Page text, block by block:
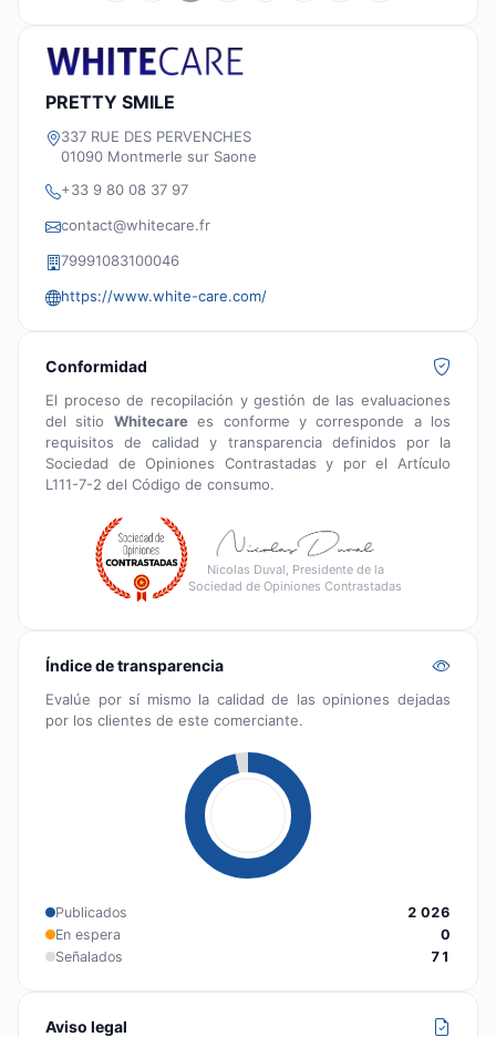
PRETTY SMILE
337 RUE DES PERVENCHES
01090 Montmerle sur Saone
+33 9 80 08 37 97
contact@whitecare.fr
79991083100046
https://www.white-care.com/
Conformidad
El proceso de recopilación y gestión de las evaluaciones
del sitio Whitecarees conforme y corresponde a los
requisitos de calidad y transparencia definidos por la
Sociedad de Opiniones Contrastadas y por el Artículo
L111-7-2 del Código de consumo.
Nicolas Duval, Presidente de la
Sociedad de Opiniones Contrastadas
Índice de transparencia
Evalúe por sí mismo la calidad de las opiniones dejadas
por los clientes de este comerciante.
Publicados
2 026
En espera
0
Señalados
71
Aviso legal